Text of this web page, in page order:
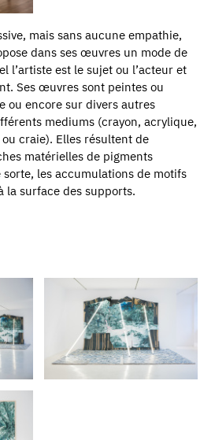
mais sans aucune empathie,
dans ses œuvres un mode de
l’artiste est le sujet ou l’acteur et
Ses œuvres sont peintes ou
ou encore sur divers autres
mediums (crayon, acrylique,
ou craie). Elles résultent de
matérielles de pigments
les accumulations de motifs
la surface des supports.